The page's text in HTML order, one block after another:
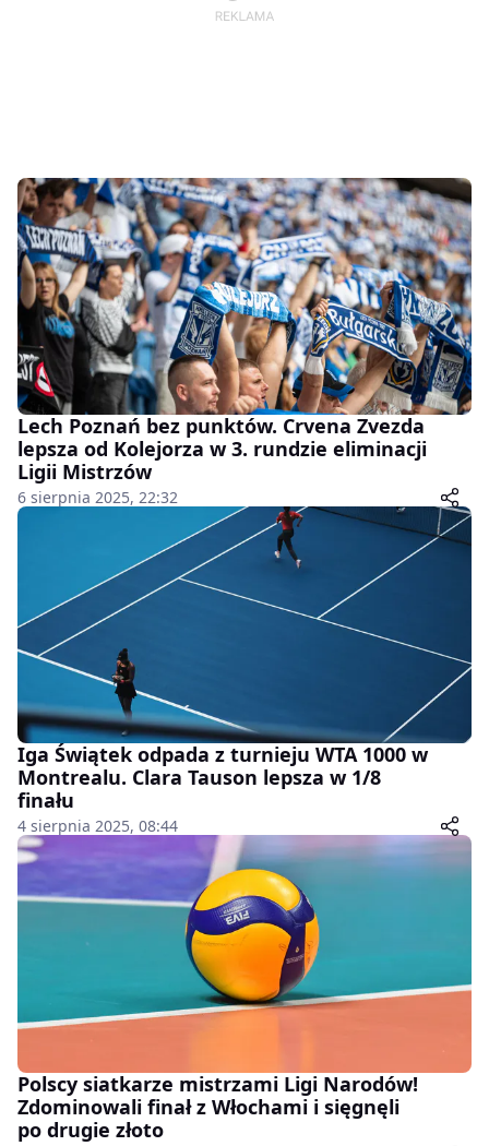
Lech Poznań bez punktów. Crvena Zvezda
lepsza od Kolejorza w 3. rundzie eliminacji
Ligii Mistrzów
6 sierpnia 2025, 22:32
Iga Świątek odpada z turnieju WTA 1000 w
Montrealu. Clara Tauson lepsza w 1/8
finału
4 sierpnia 2025, 08:44
Polscy siatkarze mistrzami Ligi Narodów!
Zdominowali finał z Włochami i sięgnęli
po drugie złoto